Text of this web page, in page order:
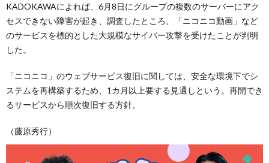
KADOKAWAによれば、6月8日にグループの複数のサーバーにアク
セスできない障害が起き、調査したところ、「ニコニコ動画」など
のサービスを標的とした大規模なサイバー攻撃を受けたことが判明
した。
「ニコニコ」のウェブサービス復旧に関しては、安全な環境下でシ
ステムを再構築するため、1カ月以上要する見通しという。再開でき
るサービスから順次復旧する方針。
（藤原秀行）